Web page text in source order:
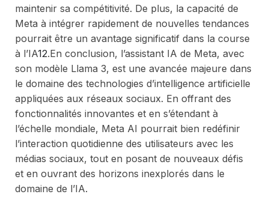
maintenir sa compétitivité. De plus, la capacité de
Meta à intégrer rapidement de nouvelles tendances
pourrait être un avantage significatif dans la course
à l’IA12.En conclusion, l’assistant IA de Meta, avec
son modèle Llama 3, est une avancée majeure dans
le domaine des technologies d’intelligence artificielle
appliquées aux réseaux sociaux. En offrant des
fonctionnalités innovantes et en s’étendant à
l’échelle mondiale, Meta AI pourrait bien redéfinir
l’interaction quotidienne des utilisateurs avec les
médias sociaux, tout en posant de nouveaux défis
et en ouvrant des horizons inexplorés dans le
domaine de l’IA.